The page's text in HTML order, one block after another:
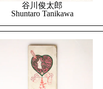
谷川俊太郎
Shuntaro Tanikawa